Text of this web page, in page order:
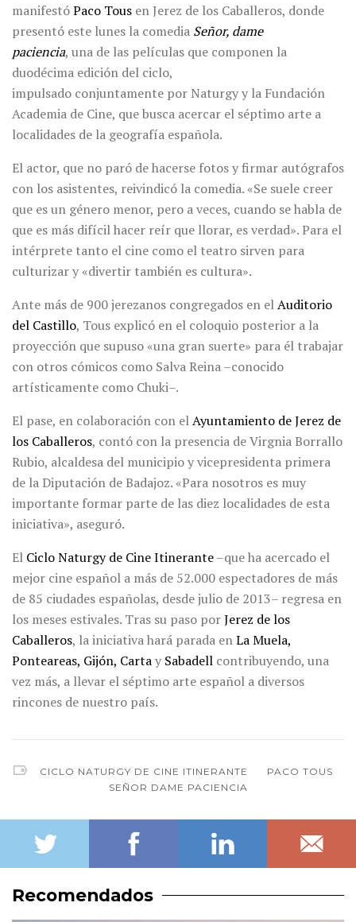
manifestóPaco Tous en Jerez de los Caballeros, donde
presentó este lunes la comedia Señor, dame
paciencia, una de las películas que componen la
duodécima edición del ciclo,
impulsado conjuntamente por Naturgy y la Fundación
Academia de Cine, que busca acercar el séptimo arte a
localidades de la geografía española.
El actor, que no paró de hacerse fotos y firmar autógrafos
con los asistentes, reivindicó la comedia. «Se suele creer
que es un género menor, pero a veces, cuando se habla de
que es más difícil hacer reír que llorar, es verdad». Para el
intérprete tanto el cine como el teatro sirven para
culturizar y «divertir también es cultura».
Ante más de 900 jerezanos congregados en elAuditorio
del Castillo, Tous explicó en el coloquio posterior a la
proyección que supuso «una gran suerte» para él trabajar
con otros cómicos como Salva Reina –conocido
artísticamente como Chuki–.
El pase, en colaboración con elAyuntamiento de Jerez de
los Caballeros, contó con la presencia de Virgnia Borrallo
Rubio, alcaldesa del municipio y vicepresidenta primera
de la Diputación de Badajoz. «Para nosotros es muy
importante formar parte de las diez localidades de esta
iniciativa», aseguró.
El Ciclo Naturgy de Cine Itinerante–que ha acercado el
mejor cine español a más de 52.000 espectadores de más
de 85 ciudades españolas, desde julio de 2013– regresa en
los meses estivales. Tras su paso porJerez de los
Caballeros, la iniciativa hará parada enLa Muela,
Ponteareas, Gijón, Cartay Sabadell contribuyendo, una
vez más, a llevar el séptimo arte español a diversos
rincones de nuestro país.
CICLO NATURGY DE CINE ITINERANTE
PACO TOUS
SEÑOR DAME PACIENCIA
Recomendados